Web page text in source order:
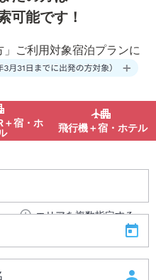
可能です！
ご利用対象宿泊プランに
＋宿・ホ
飛行機＋宿・ホテル
add_circle_outline エリアを複数指定する
today
person